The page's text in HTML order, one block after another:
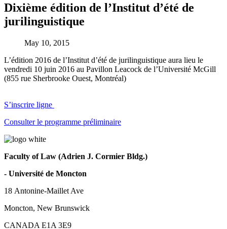
Dixième édition de l’Institut d’été de
jurilinguistique
May 10, 2015
L’édition 2016 de l’Institut d’été de jurilinguistique aura lieu le
vendredi 10 juin 2016 au Pavillon Leacock de l’Université McGill
(855 rue Sherbrooke Ouest, Montréal)
S’inscrire ligne
Consulter le programme préliminaire
Faculty of Law (Adrien J. Cormier Bldg.)
- Université de Moncton
18 Antonine-Maillet Ave
Moncton, New Brunswick
CANADA E1A 3E9